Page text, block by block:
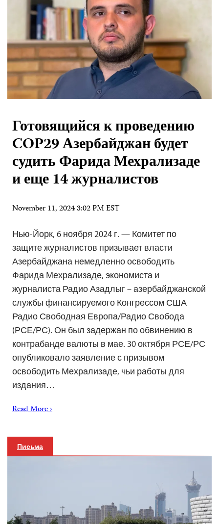
Готовящийся к проведению
COP29 Азербайджан будет
судить Фарида Мехрализаде
и еще 14 журналистов
November 11, 2024 3:02 PM EST
Нью-Йорк, 6 ноября 2024 г. — Комитет по
защите журналистов призывает власти
Азербайджана немедленно освободить
Фарида Мехрализаде, экономиста и
журналиста Радио Азадлыг – азербайджанской
службы финансируемого Конгрессом США
Радио Свободная Европа/Радио Свобода
(РСЕ/РС). Он был задержан по обвинению в
контрабанде валюты в мае. 30 октября РСЕ/РС
опубликовало заявление с призывом
освободить Мехрализаде, чьи работы для
издания…
Read More ›
Письма